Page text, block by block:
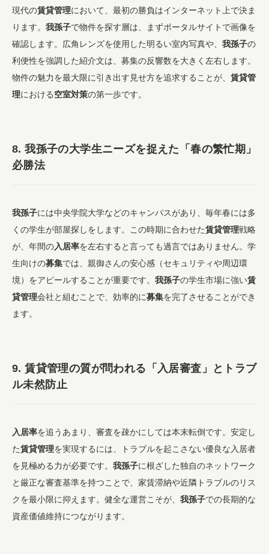
現代の賃貸管理において、最初の勝負はインターネット上で決ま
ります。 我孫子で物件を探す層は、まずポータルサイトで画像を
確認します。広角レンズを使用した明るい室内写真や、 我孫子の
利便性を強調した紹介文は、募集の反響数を大きく左右します。
物件の魅力を最大限に引き出す見せ方を追求することが、 賃貸管
理における空室対策の第一歩です。
8. 我孫子の大学生ニーズを捉えた「春の繁忙期」
必勝法
我孫子には中央学院大学などのキャンパスがあり、毎年春には多
くの学生が部屋探しをします。この時期に合わせた賃貸管理戦略
が、年間の入居率を左右すると言っても過言ではありません。学
生向けの募集では、親御さんの安心感（セキュリティや周辺環
境）をアピールすることが重要です。 我孫子の学生市場に強い賃
貸管理会社と組むことで、効率的に募集を完了させることができ
ます。
9. 賃貸管理の質が問われる「入居審査」とトラブ
ル未然防止
入居率を追うあまり、審査を疎かにしては本末転倒です。安定し
た賃貸管理を実現するには、トラブルを起こさない優良な入居者
を見極める力が必要です。 我孫子に根ざした独自のネットワーク
と厳正な審査基準を持つことで、家賃滞納や近隣トラブルのリス
クを最小限に抑えます。健全な運営こそが、 我孫子での長期的な
資産価値維持につながります。